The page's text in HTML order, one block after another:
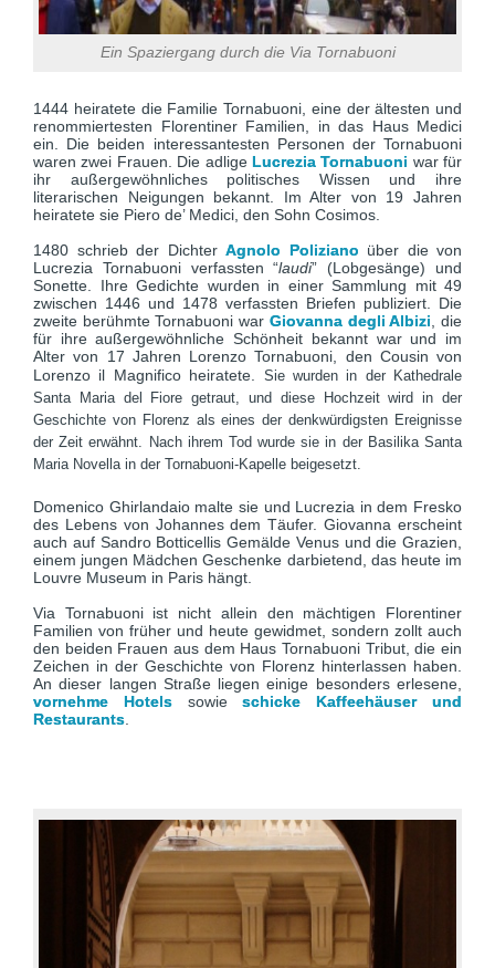
Ein Spaziergang durch die Via Tornabuoni
1444 heiratete die Familie Tornabuoni, eine der ältesten und
renommiertesten Florentiner Familien, in das Haus Medici
ein. Die beiden interessantesten Personen der Tornabuoni
waren zwei Frauen. Die adlige Lucrezia Tornabuoni war für
ihr außergewöhnliches politisches Wissen und ihre
literarischen Neigungen bekannt. Im Alter von 19 Jahren
heiratete sie Piero de’ Medici, den Sohn Cosimos.
1480 schrieb der Dichter Agnolo Poliziano über die von
Lucrezia Tornabuoni verfassten “laudi” (Lobgesänge) und
Sonette. Ihre Gedichte wurden in einer Sammlung mit 49
zwischen 1446 und 1478 verfassten Briefen publiziert. Die
zweite berühmte Tornabuoni war Giovanna degli Albizi , die
für ihre außergewöhnliche Schönheit bekannt war und im
Alter von 17 Jahren Lorenzo Tornabuoni, den Cousin von
Lorenzo il Magnifico heiratete. Sie wurden in der Kathedrale
Santa Maria del Fiore getraut, und diese Hochzeit wird in der
Geschichte von Florenz als eines der denkwürdigsten Ereignisse
der Zeit erwähnt. Nach ihrem Tod wurde sie in der Basilika Santa
Maria Novella in der Tornabuoni-Kapelle beigesetzt.
Domenico Ghirlandaio malte sie und Lucrezia in dem Fresko
des Lebens von Johannes dem Täufer. Giovanna erscheint
auch auf Sandro Botticellis Gemälde Venus und die Grazien,
einem jungen Mädchen Geschenke darbietend, das heute im
Louvre Museum in Paris hängt.
Via Tornabuoni ist nicht allein den mächtigen Florentiner
Familien von früher und heute gewidmet, sondern zollt auch
den beiden Frauen aus dem Haus Tornabuoni Tribut, die ein
Zeichen in der Geschichte von Florenz hinterlassen haben.
An dieser langen Straße liegen einige besonders erlesene,
vornehme Hotelssowieschicke Kaffeehäuser und
Restaurants